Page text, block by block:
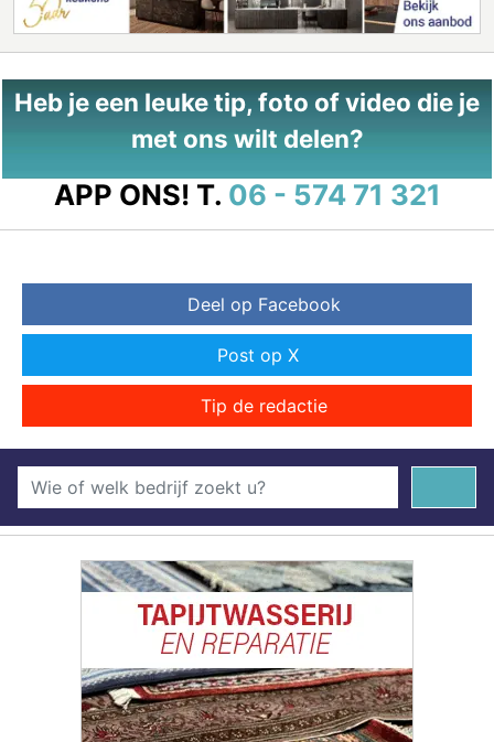
Heb je een leuke tip, foto of video die je
met ons wilt delen?
APP ONS! T. 06 - 574 71 321
Deel op Facebook
Post op X
Tip de redactie